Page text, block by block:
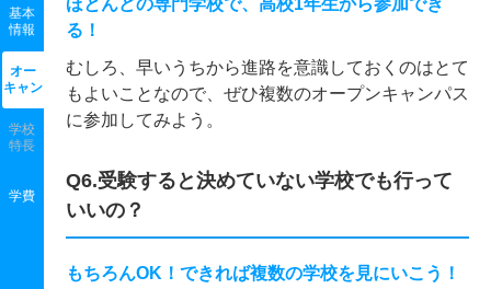
基本
情報
オー
キャン
学校
特長
学費
ほとんどの専門学校で、高校1年生から参加でき
る！
むしろ、早いうちから進路を意識しておくのはとて
もよいことなので、ぜひ複数のオープンキャンパス
に参加してみよう。
Q6.受験すると決めていない学校でも行って
いいの？
もちろんOK！できれば複数の学校を見にいこう！